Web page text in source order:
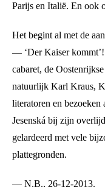
Parijs en Italië. En ook
Het begint al met de
— ‘Der Kaiser
cabaret, de
natuurlijk Karl Kraus,
literatoren en bezoeken
Jesenská bij zijn
gelardeerd met vele
plattegronden.
— N.B., 26-12-2013.